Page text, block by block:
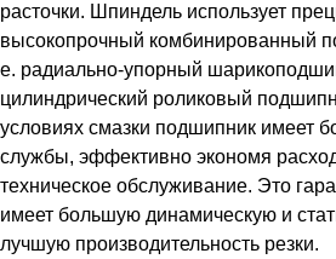
расточки. Шпиндель использует
высокопрочный комбинированный
е. радиально-упорный
цилиндрический роликовый
условиях смазки подшипник имеет
службы, эффективно экономя
техническое обслуживание. Это
имеет большую динамическую и
лучшую производительность резки.